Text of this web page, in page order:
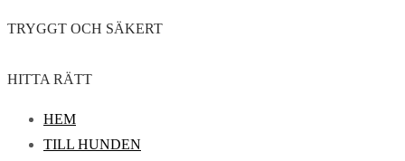
TRYGGT OCH SÄKERT
HITTA RÄTT
HEM
TILL HUNDEN